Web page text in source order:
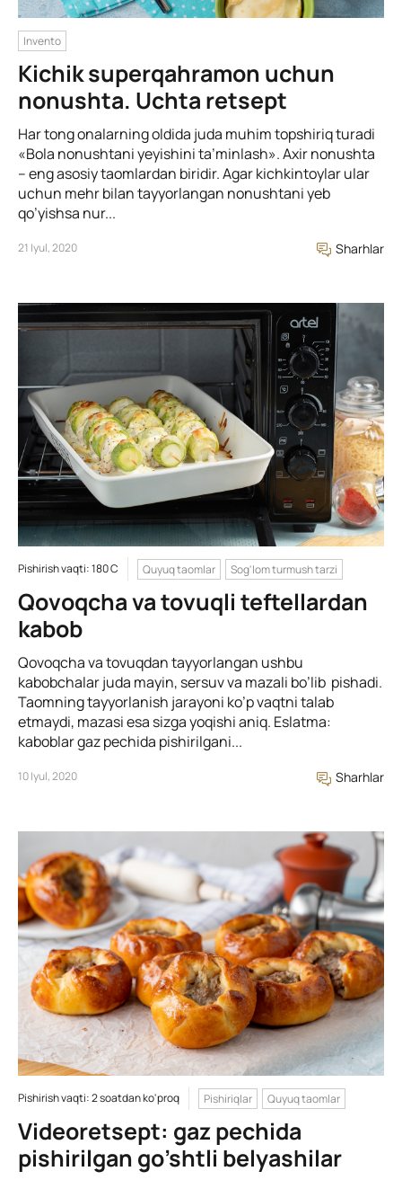
Invento
Kichik superqahramon uchun
nonushta. Uchta retsept
Har tong onalarning oldida juda muhim topshiriq turadi
«Bola nonushtani yeyishini ta’minlash». Axir nonushta
– eng asosiy taomlardan biridir. Agar kichkintoylar ular
uchun mehr bilan tayyorlangan nonushtani yeb
qo’yishsa nur...
21 Iyul, 2020 Sharhlar
Pishirish vaqti: 180 C Quyuq taomlar Sog'lom turmush tarzi
Qovoqcha va tovuqli teftellardan
kabob
Qovoqcha va tovuqdan tayyorlangan ushbu
kabobchalar juda mayin, sersuv va mazali bo’lib pishadi.
Taomning tayyorlanish jarayoni ko’p vaqtni talab
etmaydi, mazasi esa sizga yoqishi aniq. Eslatma:
kaboblar gaz pechida pishirilgani...
10 Iyul, 2020 Sharhlar
Pishirish vaqti: 2 soatdan ko'proq Pishiriqlar Quyuq taomlar
Videoretsept: gaz pechida
pishirilgan go’shtli belyashilar